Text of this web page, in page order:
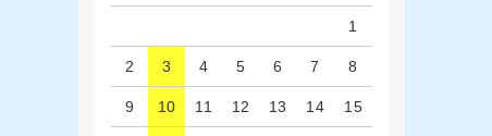
1
2 3 4 5 6 7 8
9 10 11 12 13 14 15